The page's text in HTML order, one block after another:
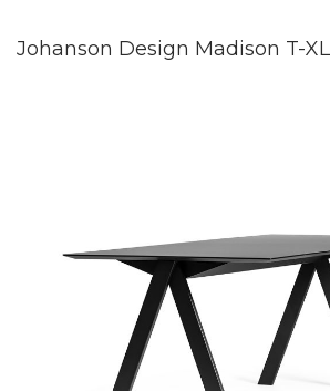
Johanson Design Madison T-